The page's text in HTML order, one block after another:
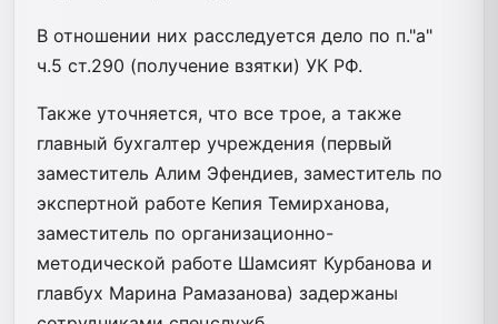
В отношении них расследуется дело по п."а"
ч.5 ст.290 (получение взятки) УК РФ.
Также уточняется, что все трое, а также
главный бухгалтер учреждения (первый
заместитель Алим Эфендиев, заместитель по
экспертной работе Кепия Темирханова,
заместитель по организационно-
методической работе Шамсият Курбанова и
главбух Марина Рамазанова) задержаны